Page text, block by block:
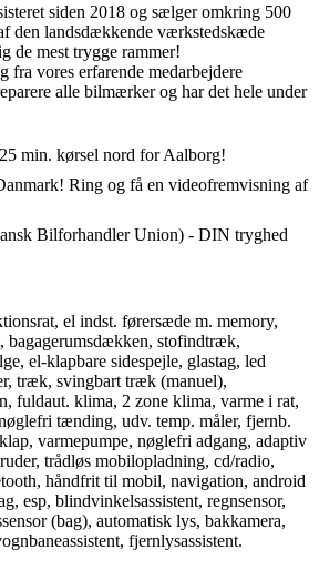
siden 2018 og sælger omkring 500
den landsdækkende værkstedskæde
de mest trygge rammer!
fra vores erfarende medarbejdere
alle bilmærker og har det hele under
min. kørsel nord for Aalborg!
Ring og få en videofremvisning af
Bilforhandler Union) - DIN tryghed
el indst. førersæde m. memory,
bagagerumsdækken, stofindtræk,
el-klapbare sidespejle, glastag, led
træk, svingbart træk (manuel),
fuldaut. klima, 2 zone klima, varme i rat,
tænding, udv. temp. måler, fjernb.
varmepumpe, nøglefri adgang, adaptiv
trådløs mobilopladning, cd/radio,
håndfrit til mobil, navigation, android
esp, blindvinkelsassistent, regnsensor,
(bag), automatisk lys, bakkamera,
fjernlysassistent.